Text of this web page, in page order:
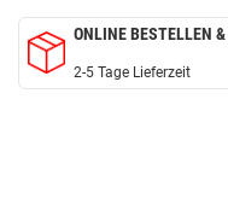
ONLINE BESTELLEN
2-5 Tage Lieferzeit